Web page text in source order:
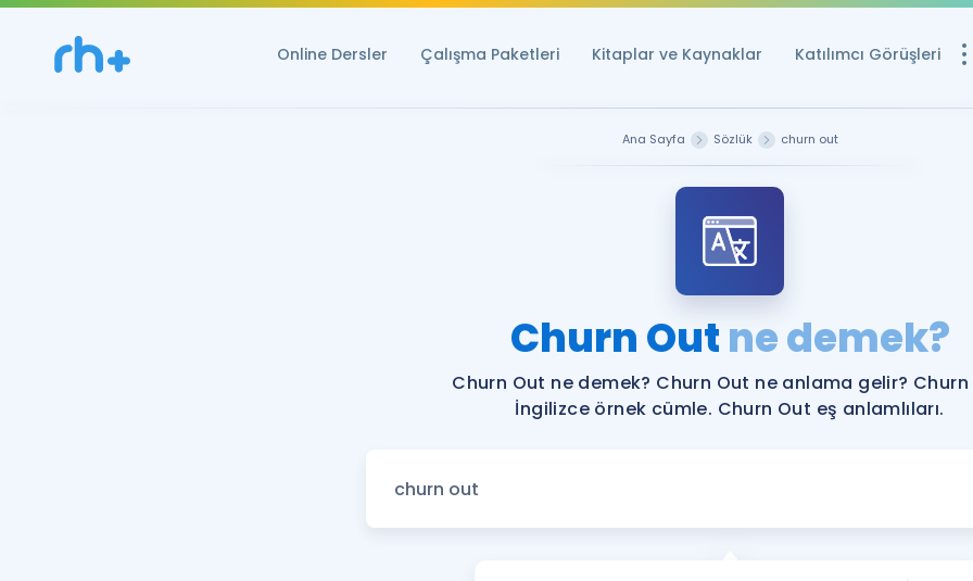
Online Dersler Çalışma Paketleri Kitaplar ve Kaynaklar Katılımcı Görüşleri
YDS ve YÖKDİL
YDS ve YÖKDİL'e
Tüm ÖSYM
Ana Sayfa Sözlük churn out
Churn Outne demek?
Churn Out ne demek? Churn Out ne anlama gelir? Churn
İngilizce örnek cümle. Churn Out eş anlamlıları.